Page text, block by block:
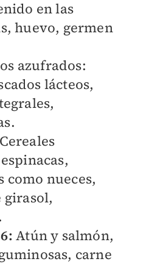
en las
huevo, germen
azufrados:
lácteos,
Cereales
como nueces,
girasol,
Atún y salmón,
carne